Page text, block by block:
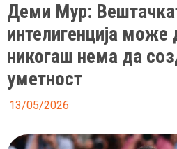
Деми Мур:
интелигенција може
никогаш нема да
уметност
13/05/2026